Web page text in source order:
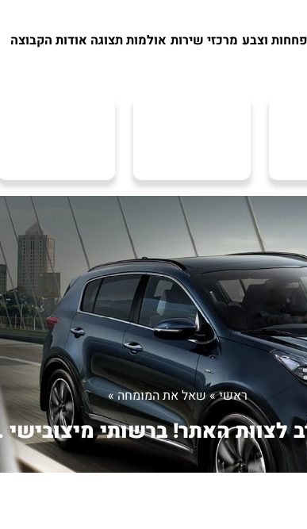
וצבע מרכזי שירות אולמות תצוגה אודות הקבוצה
ראשי»שאל את המומחה»
לצוות האתר! ברשותי מיצובישי